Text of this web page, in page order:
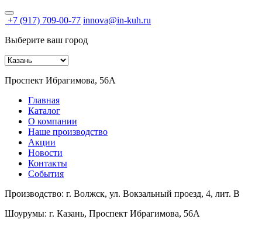
+7 (917) 709-00-77 innova@in-kuh.ru
Выберите ваш город
Проспект Ибрагимова, 56А
Главная
Каталог
О компании
Наше производство
Акции
Новости
Контакты
События
Производство: г. Волжск, ул. Вокзальный проезд, 4, лит. В
Шоурумы: г. Казань, Проспект Ибрагимова, 56А